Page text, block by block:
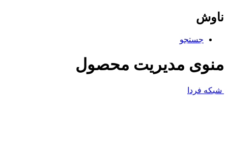
ناوش
جستجو
منوی مدیریت محصول
شبکه فردا